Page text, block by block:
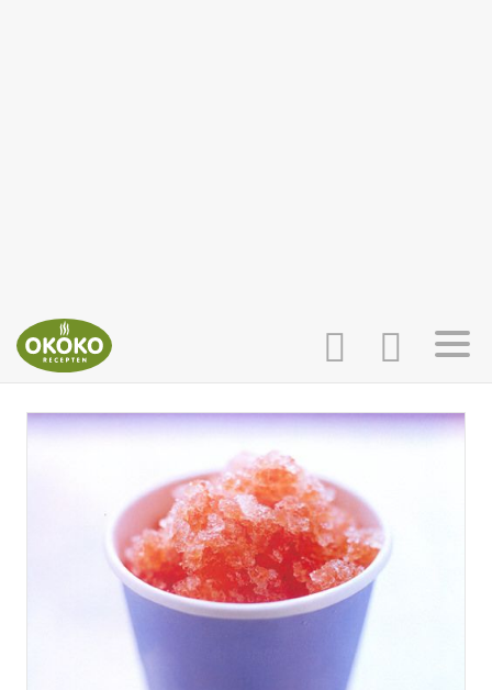
INLOGGEN
AANMELDEN
HOME
RECEPTEN
WEEKMENU'S